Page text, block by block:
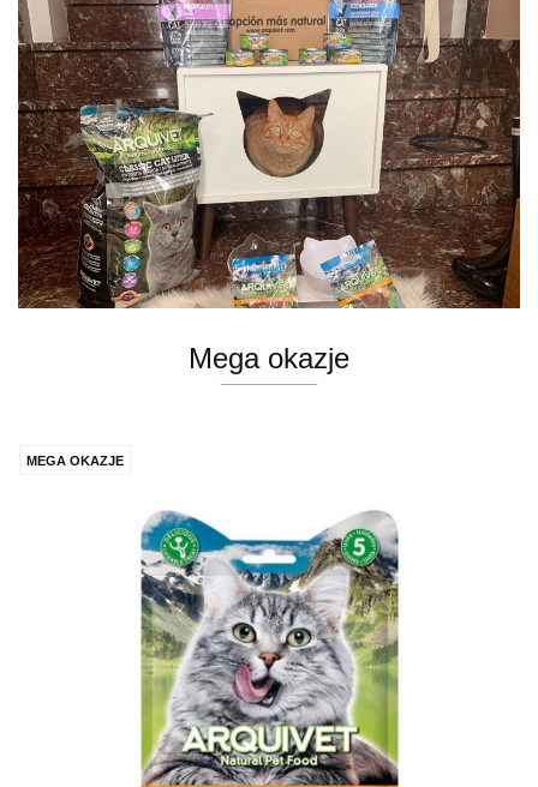
Mega okazje
MEGA OKAZJE